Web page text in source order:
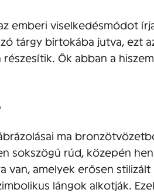
emberi viselkedésmódot
tárgy birtokába jutva, ezt
Ők abban a
ma
sokszögű rúd, közepén
van, amelyek erősen
lángok alkotják.